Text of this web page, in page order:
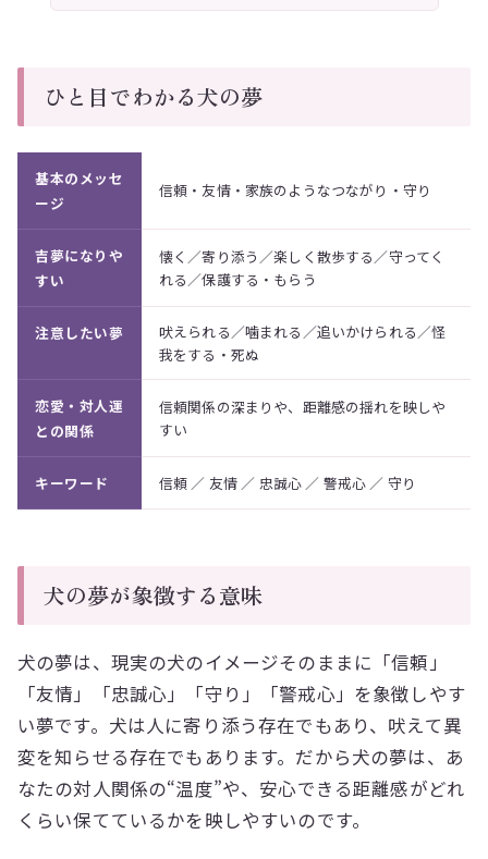
ひと目でわかる犬の夢
基本のメッセ
ージ
信頼・友情・家族のようなつながり・守り
吉夢になりや
すい
懐く／寄り添う／楽しく散歩する／守ってく
れる／保護する・もらう
注意したい夢
吠えられる／噛まれる／追いかけられる／怪
我をする・死ぬ
恋愛・対人運
との関係
信頼関係の深まりや、距離感の揺れを映しや
すい
キーワード 信頼 ／ 友情 ／ 忠誠心 ／ 警戒心 ／ 守り
犬の夢が象徴する意味
犬の夢は、現実の犬のイメージそのままに「信頼」
「友情」「忠誠心」「守り」「警戒心」を象徴しやす
い夢です。犬は人に寄り添う存在でもあり、吠えて異
変を知らせる存在でもあります。だから犬の夢は、あ
なたの対人関係の“温度”や、安心できる距離感がどれ
くらい保てているかを映しやすいのです。